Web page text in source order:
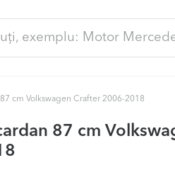
cm Volkswagen Crafter 2006-2018
87 cm